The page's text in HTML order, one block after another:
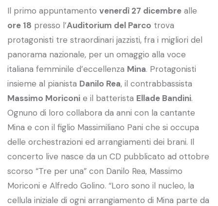
Il primo appuntamento venerdì 27 dicembre alle
ore 18 presso l’Auditorium del Parco trova
protagonisti tre straordinari jazzisti, fra i migliori del
panorama nazionale, per un omaggio alla voce
italiana femminile d’eccellenza Mina. Protagonisti
insieme al pianista Danilo Rea, il contrabbassista
Massimo Moriconi e il batterista Ellade Bandini.
Ognuno di loro collabora da anni con la cantante
Mina e con il figlio Massimiliano Pani che si occupa
delle orchestrazioni ed arrangiamenti dei brani. Il
concerto live nasce da un CD pubblicato ad ottobre
scorso “Tre per una” con Danilo Rea, Massimo
Moriconi e Alfredo Golino. “Loro sono il nucleo, la
cellula iniziale di ogni arrangiamento di Mina parte da